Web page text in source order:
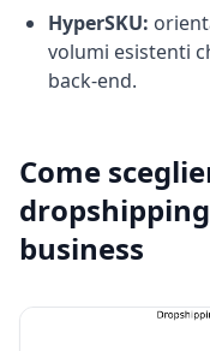
HyperSKU:
volumi esistenti
back-end.
Come
business